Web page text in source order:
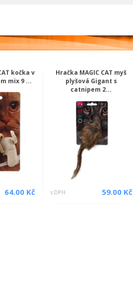
kočka v
mix 9 ...
64.00 Kč
Hračka MAGIC CAT myš
plyšová Gigant s
catnipem 2...
s DPH 59.00 Kč